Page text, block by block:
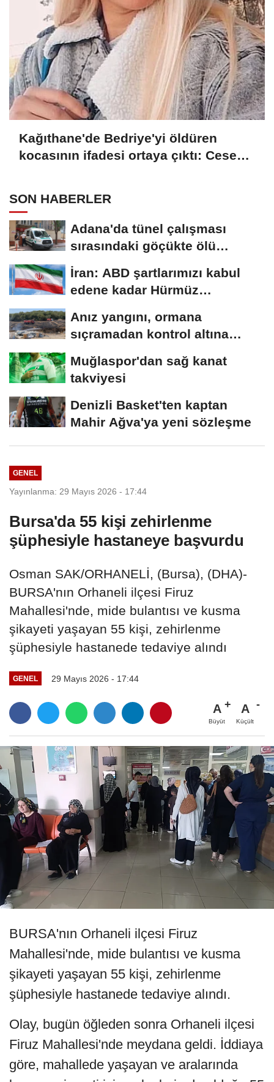
Kağıthane'de Bedriye'yi öldüren
kocasının ifadesi ortaya çıktı: Cesedi
SON HABERLER
Adana'da tünel çalışması
sırasındaki göçükte ölü
sayısı...
İran: ABD şartlarımızı kabul
edene kadar Hürmüz
Anız yangını, ormana
sıçramadan kontrol altına
Muğlaspor'dan sağ kanat
takviyesi
Denizli Basket'ten kaptan
Mahir Ağva'ya yeni sözleşme
GENEL
Yayınlanma: 29 Mayıs 2026 - 17:44
Bursa'da 55 kişi zehirlenme
şüphesiyle hastaneye başvurdu
Osman SAK/ORHANELİ, (Bursa), (DHA)-
BURSA'nın Orhaneli ilçesi Firuz
Mahallesi'nde, mide bulantısı ve kusma
şikayeti yaşayan 55 kişi, zehirlenme
şüphesiyle hastanede tedaviye alındı
GENEL 29 Mayıs 2026 - 17:44
A
Büyüt
A
Küçült
BURSA'nın Orhaneli ilçesi Firuz
Mahallesi'nde, mide bulantısı ve kusma
şikayeti yaşayan 55 kişi, zehirlenme
şüphesiyle hastanede tedaviye alındı.
Olay, bugün öğleden sonra Orhaneli ilçesi
Firuz Mahallesi'nde meydana geldi. İddiaya
göre, mahallede yaşayan ve aralarında